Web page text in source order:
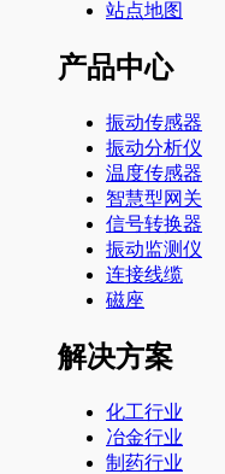
站点地图
产品中心
振动传感器
振动分析仪
温度传感器
智慧型网关
信号转换器
振动监测仪
连接线缆
磁座
解决方案
化工行业
冶金行业
制药行业